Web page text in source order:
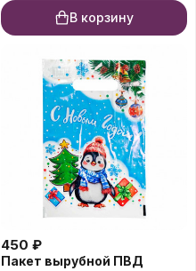
В корзину
450 ₽
Пакет вырубной ПВД